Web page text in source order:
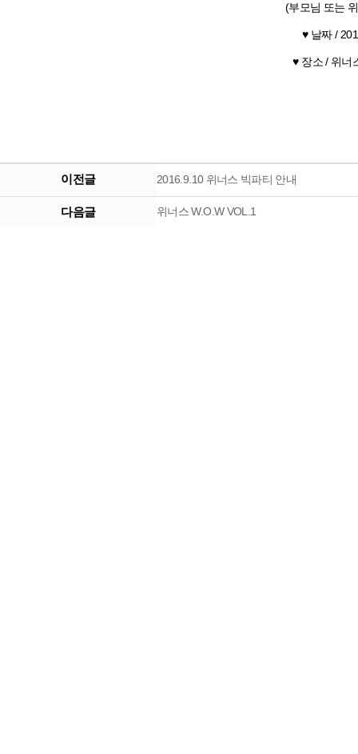
(부모님 또는 위너
♥ 날짜 /
♥ 장소 / 위너
이전글 2016.9.10 위너스 빅파티 안내
다음글 위너스 W.O.W VOL.1